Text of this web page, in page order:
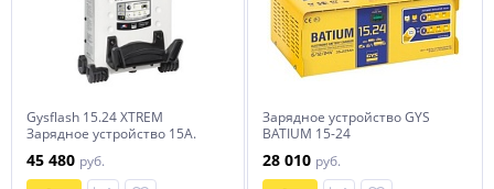
Gysflash 15.24 XTREM
Зарядное устройство 15А.
45 480 руб.
Зарядное устройство GYS
BATIUM 15-24
28 010 руб.